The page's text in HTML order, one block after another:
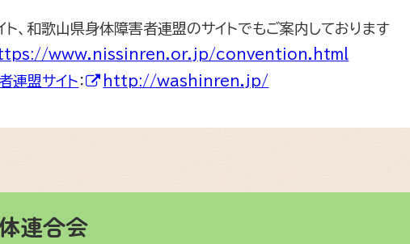
、和歌山県身体障害者連盟のサイトでもご案内しております
www.nissinren.or.jp/convention.html
連盟サイト ： http://washinren.jp/
連合会